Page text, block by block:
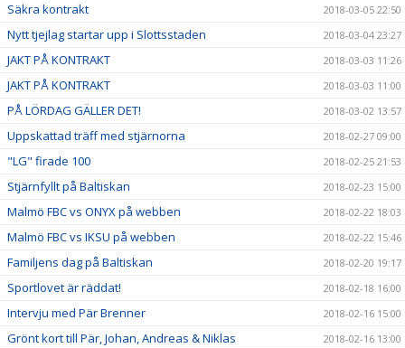
Säkra kontrakt 2018-03-05 22:50
Nytt tjejlag startar upp i Slottsstaden 2018-03-04 23:27
JAKT PÅ KONTRAKT 2018-03-03 11:26
JAKT PÅ KONTRAKT 2018-03-03 11:00
PÅ LÖRDAG GÄLLER DET! 2018-03-02 13:57
Uppskattad träff med stjärnorna 2018-02-27 09:00
"LG" firade 100 2018-02-25 21:53
Stjärnfyllt på Baltiskan 2018-02-23 15:00
Malmö FBC vs ONYX på webben 2018-02-22 18:03
Malmö FBC vs IKSU på webben 2018-02-22 15:46
Familjens dag på Baltiskan 2018-02-20 19:17
Sportlovet är räddat! 2018-02-18 16:00
Intervju med Pär Brenner 2018-02-16 15:00
Grönt kort till Pär, Johan, Andreas & Niklas 2018-02-16 13:00